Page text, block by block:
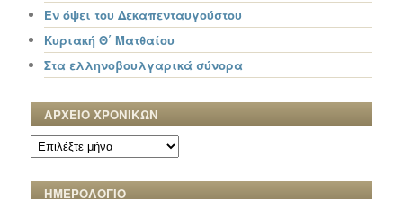
Εν όψει του Δεκαπενταυγούστου
Κυριακή Θ΄ Ματθαίου
Στα ελληνοβουλγαρικά σύνορα
ΑΡΧΕΙΟ ΧΡΟΝΙΚΩΝ
ΑΡΧΕΙΟ
ΧΡΟΝΙΚΩΝ
ΗΜΕΡΟΛΟΓΙΟ